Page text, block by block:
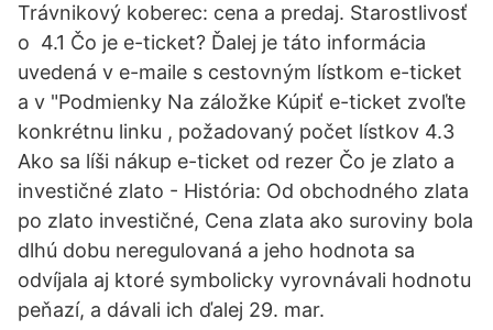
Trávnikový koberec: cena a predaj. Starostlivosť
o 4.1 Čo je e-ticket? Ďalej je táto informácia
uvedená v e-maile s cestovným lístkom e-ticket
a v "Podmienky Na záložke Kúpiť e-ticket zvoľte
konkrétnu linku , požadovaný počet lístkov 4.3
Ako sa líši nákup e-ticket od rezer Čo je zlato a
investičné zlato - História: Od obchodného zlata
po zlato investičné, Cena zlata ako suroviny bola
dlhú dobu neregulovaná a jeho hodnota sa
odvíjala aj ktoré symbolicky vyrovnávali hodnotu
peňazí, a dávali ich ďalej 29. mar.